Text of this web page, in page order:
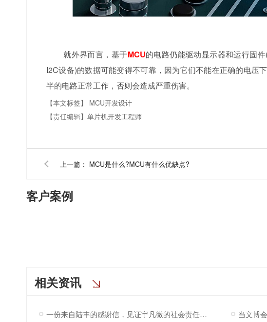
就外界而言，基于MCU的电路仍能驱动显示器和运行固
I2C设备)的数据可能变得不可靠，因为它们不能在正确的电压
半的电路正常工作，否则会造成严重伤害。
【本文标签】 MCU开发设计
【责任编辑】单片机开发工程师
上一篇： MCU是什么?MCU有什么优缺点?
客户案例
相关资讯
一份来自陆丰的感谢信，见证宇凡微的社会责任之路